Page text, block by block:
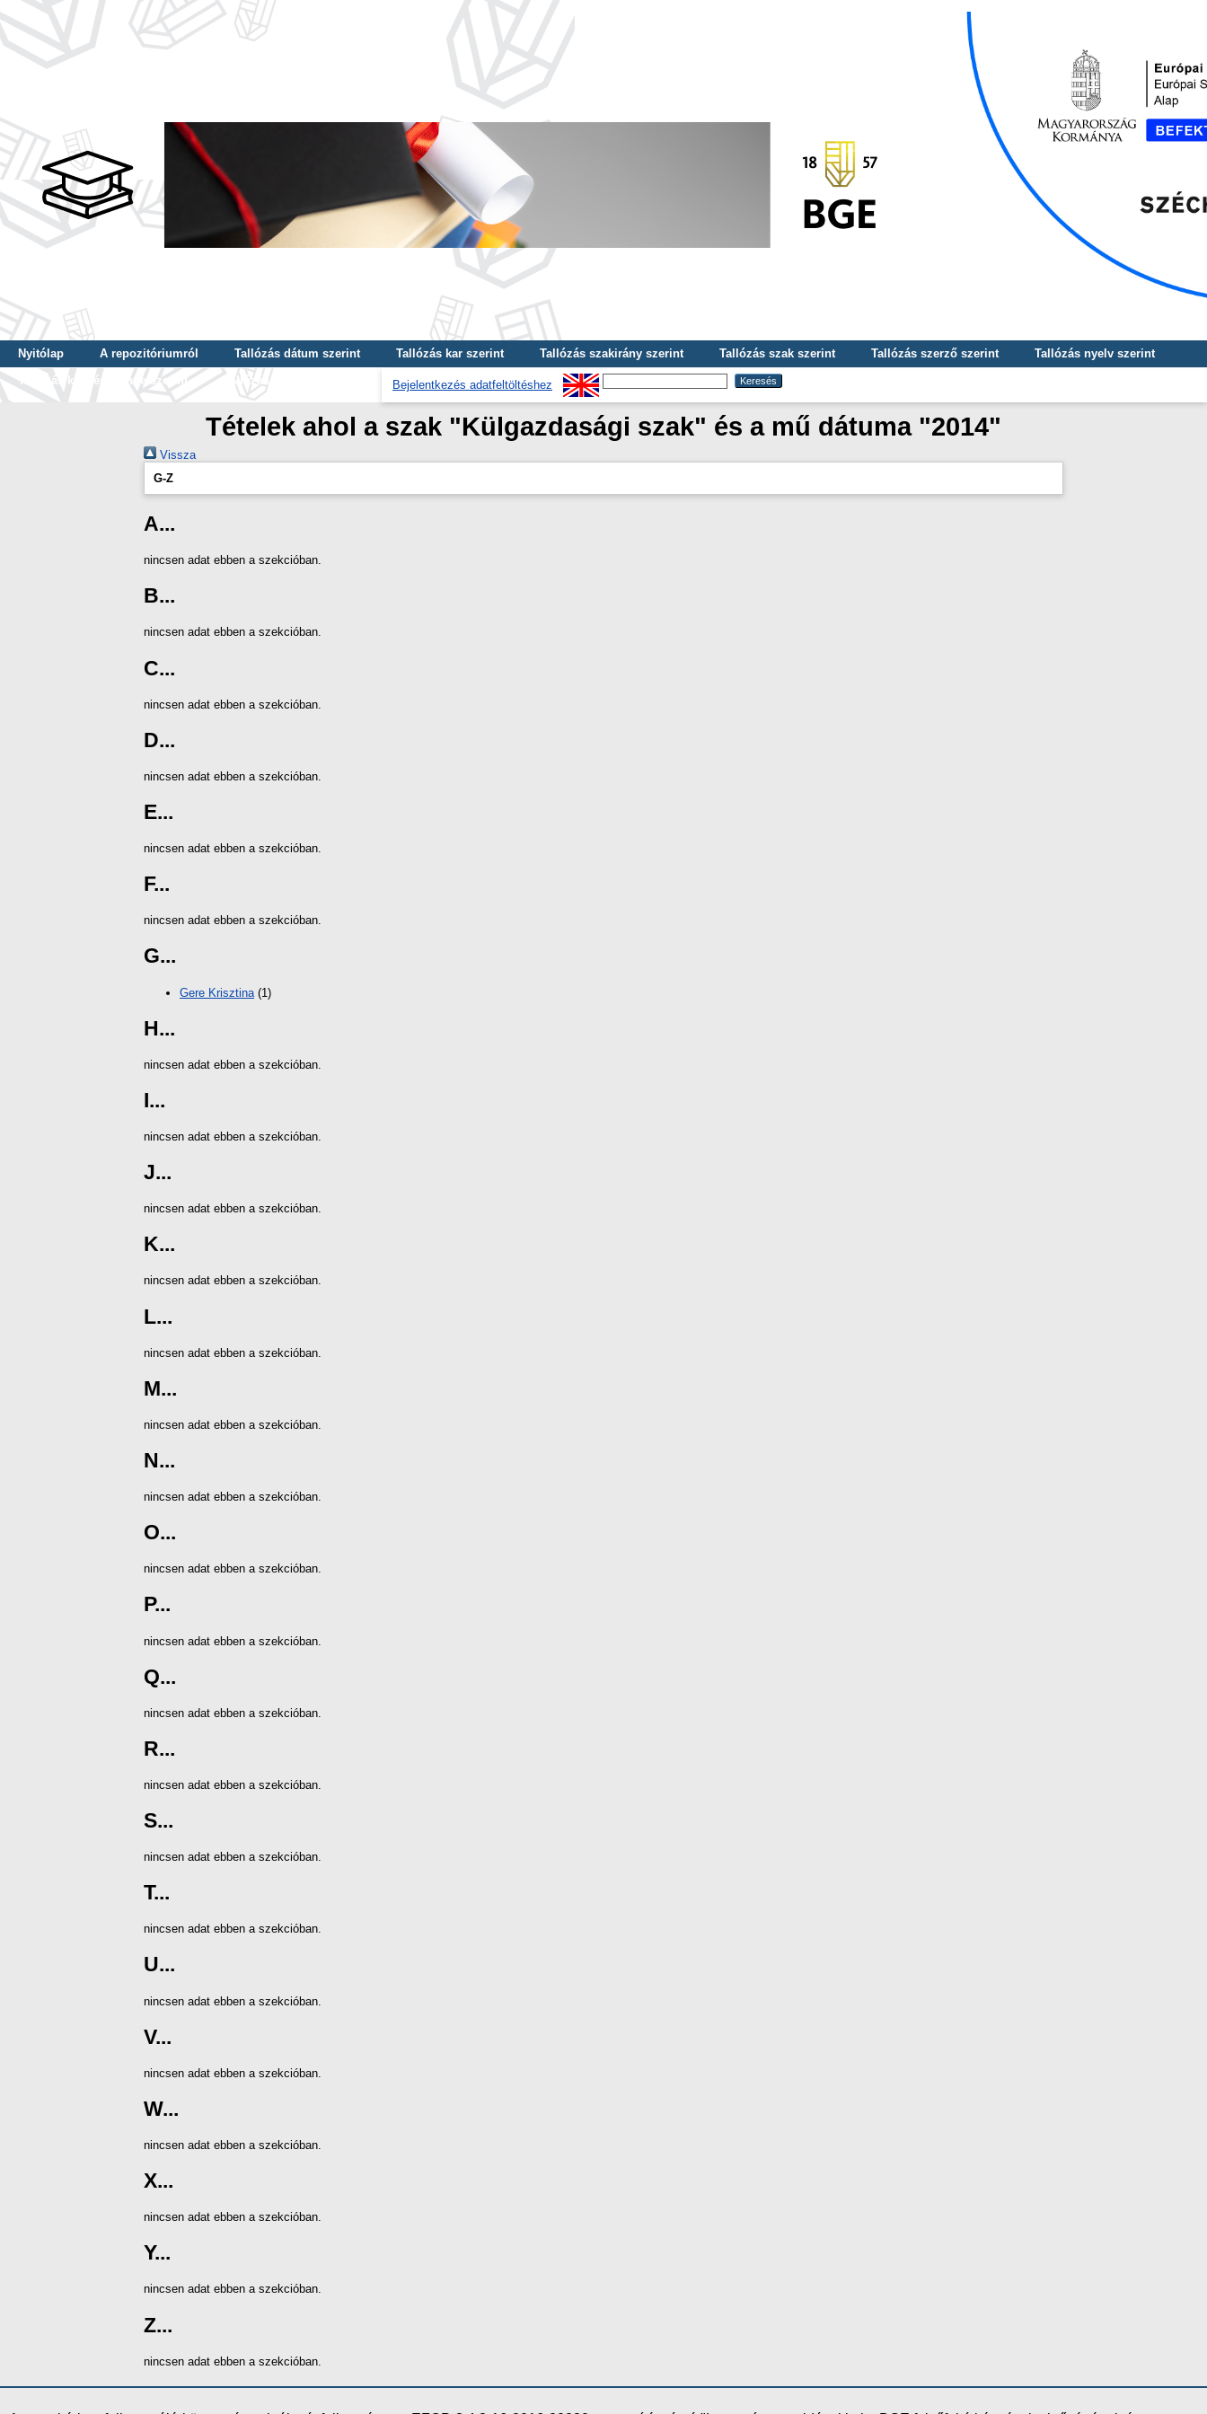
Nyitólap A repozitóriumról Tallózás dátum szerint Tallózás kar szerint Tallózás szakirány szerint Tallózás szak szerint Tallózás szerző szerint
Tallózás nyelv szerint
Tallózás képzés szintje szerint
Tallózás kulcsszó szerint Bejelentkezés adatfeltöltéshez
Tételek ahol a szak "Külgazdasági szak" és a mű dátuma "2014"
Vissza
G-Z
A...
nincsen adat ebben a szekcióban.
B...
nincsen adat ebben a szekcióban.
C...
nincsen adat ebben a szekcióban.
D...
nincsen adat ebben a szekcióban.
E...
nincsen adat ebben a szekcióban.
F...
nincsen adat ebben a szekcióban.
G...
Gere Krisztina (1)
H...
nincsen adat ebben a szekcióban.
I...
nincsen adat ebben a szekcióban.
J...
nincsen adat ebben a szekcióban.
K...
nincsen adat ebben a szekcióban.
L...
nincsen adat ebben a szekcióban.
M...
nincsen adat ebben a szekcióban.
N...
nincsen adat ebben a szekcióban.
O...
nincsen adat ebben a szekcióban.
P...
nincsen adat ebben a szekcióban.
Q...
nincsen adat ebben a szekcióban.
R...
nincsen adat ebben a szekcióban.
S...
nincsen adat ebben a szekcióban.
T...
nincsen adat ebben a szekcióban.
U...
nincsen adat ebben a szekcióban.
V...
nincsen adat ebben a szekcióban.
W...
nincsen adat ebben a szekcióban.
X...
nincsen adat ebben a szekcióban.
Y...
nincsen adat ebben a szekcióban.
Z...
nincsen adat ebben a szekcióban.